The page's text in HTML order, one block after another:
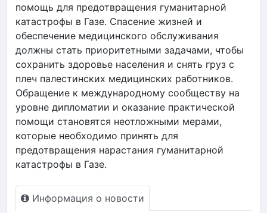
помощь для предотвращения гуманитарной
катастрофы в Газе. Спасение жизней и
обеспечение медицинского обслуживания
должны стать приоритетными задачами, чтобы
сохранить здоровье населения и снять груз с
плеч палестинских медицинских работников.
Обращение к международному сообществу на
уровне дипломатии и оказание практической
помощи становятся неотложными мерами,
которые необходимо принять для
предотвращения нарастания гуманитарной
катастрофы в Газе.
Информация о новости